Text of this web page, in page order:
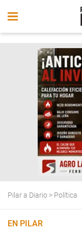
Pilar a Diario > Política
EN PILAR